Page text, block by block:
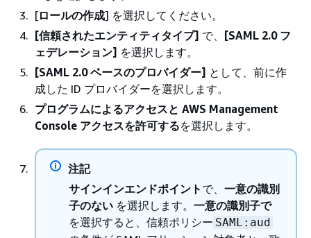
[ロールの作成] を選択してください。
[信頼されたエンティティタイプ] で、 [SAML 2.0 フ
ェデレーション] を選択します。
[SAML 2.0 ベースのプロバイダー] として、前に作
成した ID プロバイダーを選択します。
プログラムによるアクセスと AWS Management
Console アクセスを許可するを選択します。
注記
サインインエンドポイント で、 一意の識別
子のない を選択します。 一意の識別子で
を選択すると、信頼ポリシー SAML:aud